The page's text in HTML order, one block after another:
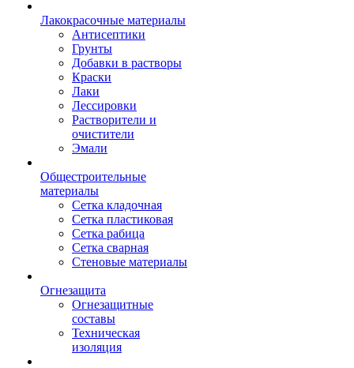
Лакокрасочные материалы
Антисептики
Грунты
Добавки в растворы
Краски
Лаки
Лессировки
Растворители и
очистители
Эмали
Общестроительные
материалы
Сетка кладочная
Сетка пластиковая
Сетка рабица
Сетка сварная
Стеновые материалы
Огнезащита
Огнезащитные
составы
Техническая
изоляция